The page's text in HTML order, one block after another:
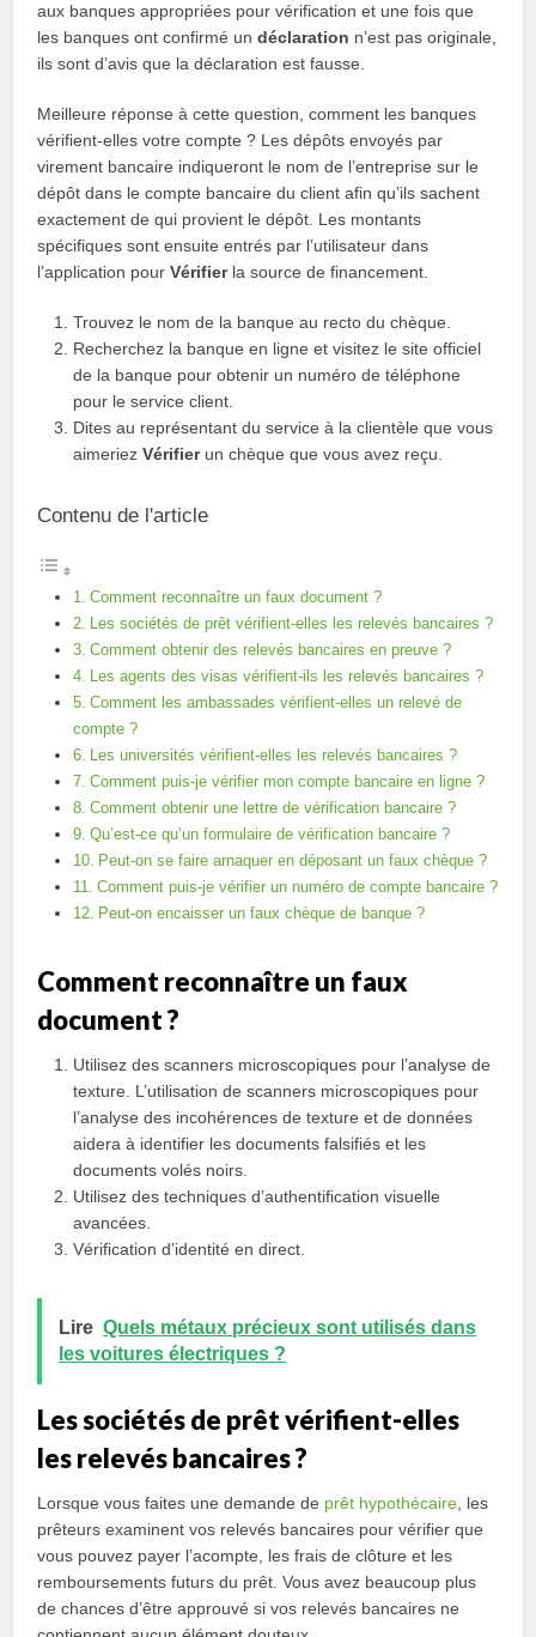
aux banques appropriées pour vérification et une fois que
les banques ont confirmé undéclaration n’est pas originale,
ils sont d’avis que la déclaration est fausse.
Meilleure réponse à cette question, comment les banques
vérifient-elles votre compte ? Les dépôts envoyés par
virement bancaire indiqueront le nom de l’entreprise sur le
dépôt dans le compte bancaire du client afin qu’ils sachent
exactement de qui provient le dépôt. Les montants
spécifiques sont ensuite entrés par l’utilisateur dans
l’application pourVérifierla source de financement.
Trouvez le nom de la banque au recto du chèque.
Recherchez la banque en ligne et visitez le site officiel
de la banque pour obtenir un numéro de téléphone
pour le service client.
Dites au représentant du service à la clientèle que vous
aimeriezVérifierun chèque que vous avez reçu.
Contenu de l'article
Comment reconnaître un faux document ?
Les sociétés de prêt vérifient-elles les relevés bancaires ?
Comment obtenir des relevés bancaires en preuve ?
Les agents des visas vérifient-ils les relevés bancaires ?
Comment les ambassades vérifient-elles un relevé de
compte ?
Les universités vérifient-elles les relevés bancaires ?
Comment puis-je vérifier mon compte bancaire en ligne ?
Comment obtenir une lettre de vérification bancaire ?
Qu’est-ce qu’un formulaire de vérification bancaire ?
Peut-on se faire arnaquer en déposant un faux chèque ?
Comment puis-je vérifier un numéro de compte bancaire ?
Peut-on encaisser un faux chèque de banque ?
Comment reconnaître un faux
document ?
Utilisez des scanners microscopiques pour l’analyse de
texture. L’utilisation de scanners microscopiques pour
l’analyse des incohérences de texture et de données
aidera à identifier les documents falsifiés et les
documents volés noirs.
Utilisez des techniques d’authentification visuelle
avancées.
Vérification d’identité en direct.
Lire Quels métaux précieux sont utilisés dans
les voitures électriques ?
Les sociétés de prêt vérifient-elles
les relevés bancaires ?
Lorsque vous faites une demande de prêt hypothécaire , les
prêteurs examinent vos relevés bancaires pour vérifier que
vous pouvez payer l’acompte, les frais de clôture et les
remboursements futurs du prêt. Vous avez beaucoup plus
de chances d’être approuvé si vos relevés bancaires ne